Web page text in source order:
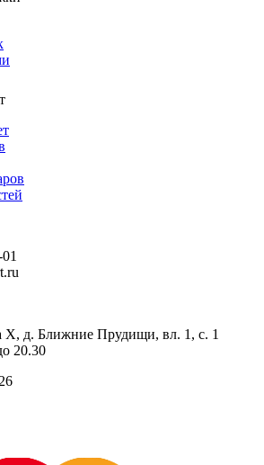
д. Ближние Прудищи, вл. 1, с. 1
20.30